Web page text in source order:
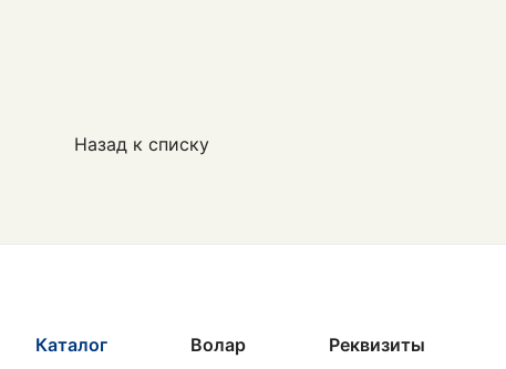
Назад к списку
Каталог Волар Реквизиты